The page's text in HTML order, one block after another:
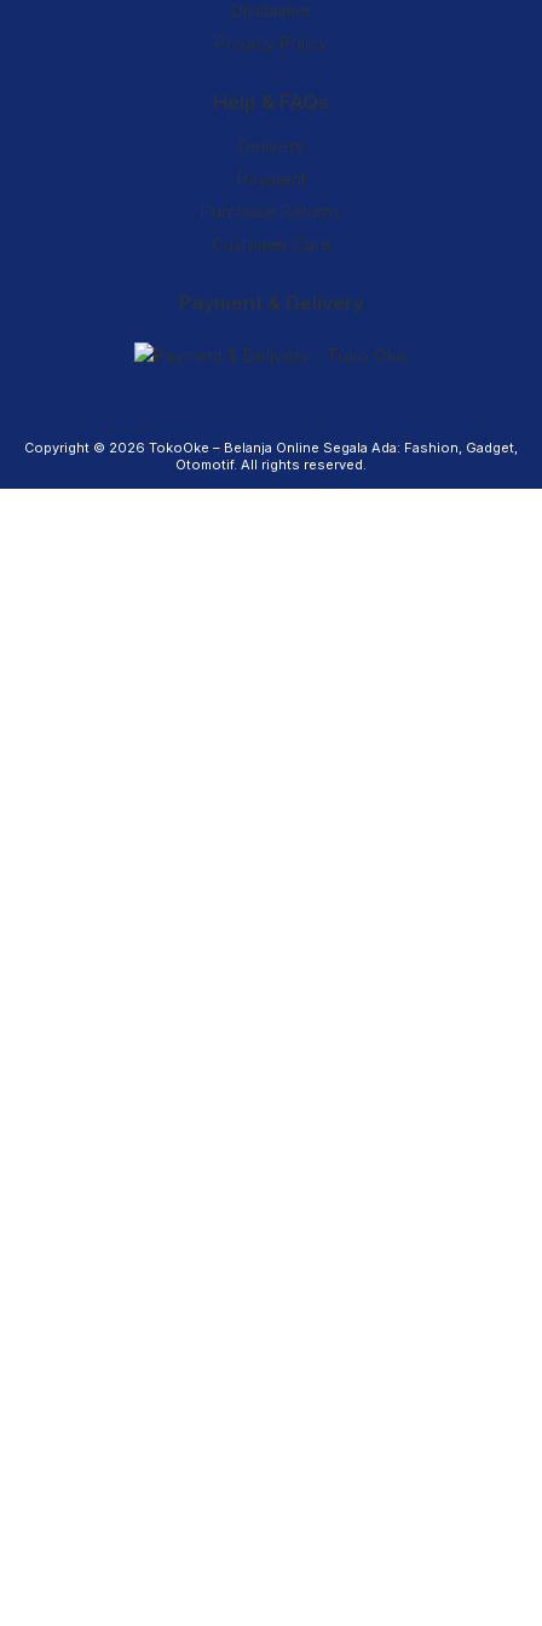
Disclaimer
Privacy Policy
Help & FAQs
Delivery
Payment
Purchase Returns
Customer Care
Payment & Delivery
Copyright © 2026 TokoOke – Belanja Online Segala Ada: Fashion, Gadget,
Otomotif. All rights reserved.